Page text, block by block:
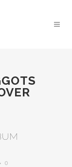
0